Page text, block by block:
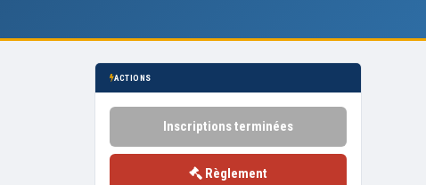
ACTIONS
Inscriptions terminées
Règlement